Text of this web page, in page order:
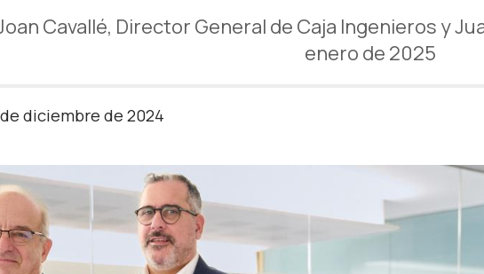
Cavallé, Director General de Caja Ingenieros y
enero de 2025
diciembre de 2024